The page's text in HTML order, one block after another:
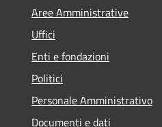
Aree Amministrative
Uffici
Enti e fondazioni
Politici
Personale Amministrativo
Documenti e dati